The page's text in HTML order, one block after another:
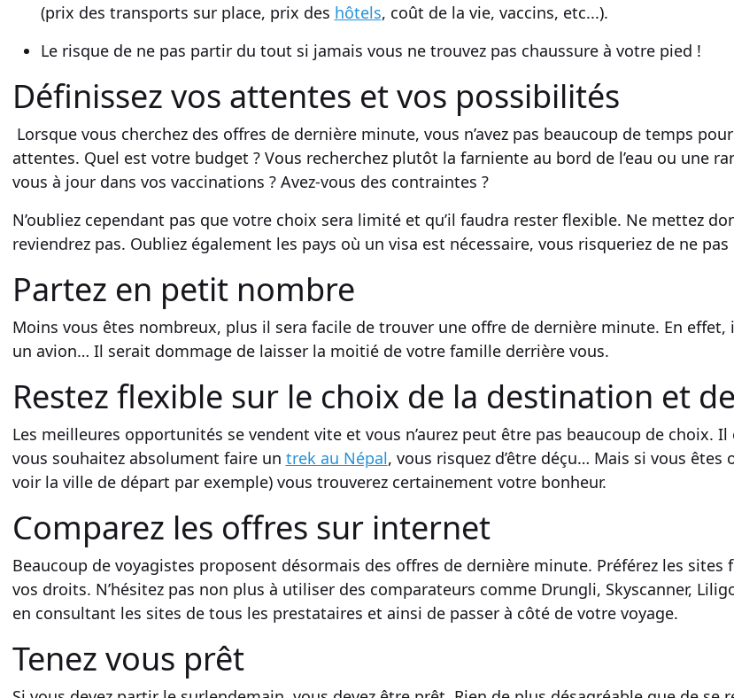
(prix des transports sur place, prix des hôtels, coût de la vie, vaccins, etc...).
Le risque de ne pas partir du tout si jamais vous ne trouvez pas chaussure à votre pied !
Définissez vos attentes et vos possibilités
Lorsque vous cherchez des offres de dernière minute, vous n’avez pas beaucoup de temps
attentes. Quel est votre budget ? Vous recherchez plutôt la farniente au bord de l’eau ou une
vous à jour dans vos vaccinations ? Avez-vous des contraintes ?
N’oubliez cependant pas que votre choix sera limité et qu’il faudra rester flexible. Ne mettez
reviendrez pas. Oubliez également les pays où un visa est nécessaire, vous risqueriez de ne
Partez en petit nombre
Moins vous êtes nombreux, plus il sera facile de trouver une offre de dernière minute. En effet,
un avion… Il serait dommage de laisser la moitié de votre famille derrière vous.
Restez flexible sur le choix de la destination et
Les meilleures opportunités se vendent vite et vous n’aurez peut être pas beaucoup de choix.
vous souhaitez absolument faire un trek au Népal, vous risquez d’être déçu… Mais si vous
voir la ville de départ par exemple) vous trouverez certainement votre bonheur.
Comparez les offres sur internet
Beaucoup de voyagistes proposent désormais des offres de dernière minute. Préférez les sites
vos droits. N’hésitez pas non plus à utiliser des comparateurs comme Drungli, Skyscanner,
en consultant les sites de tous les prestataires et ainsi de passer à côté de votre voyage.
Tenez vous prêt